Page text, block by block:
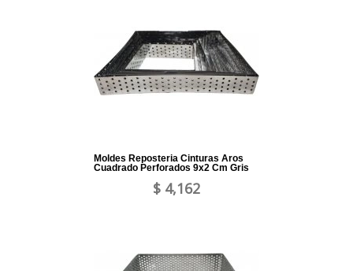
Moldes Reposteria Cinturas Aros
Cuadrado Perforados 9x2 Cm Gris
$ 4,162